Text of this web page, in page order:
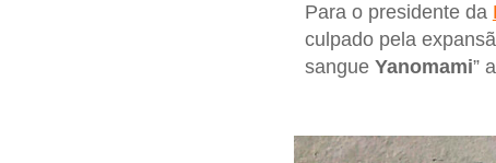
Para o presidente da
culpado pela
sangue Yanomami”